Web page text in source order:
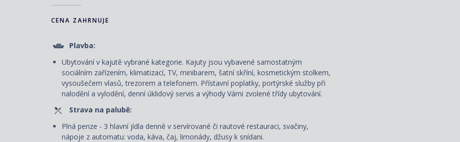
CENA ZAHRNUJE
Plavba:
Ubytování v kajutě vybrané kategorie. Kajuty jsou vybavené samostatným
sociálním zařízením, klimatizací, TV, minibarem, šatní skříní, kosmetickým stolkem,
vysoušečem vlasů, trezorem a telefonem. Přístavní poplatky, portýrské služby při
nalodění a vylodění, denní úklidový servis a výhody Vámi zvolené třídy ubytování.
Strava na palubě:
Plná penze - 3 hlavní jídla denně v servírované či rautové restauraci, svačiny,
nápoje z automatu: voda, káva, čaj, limonády, džusy k snídani.